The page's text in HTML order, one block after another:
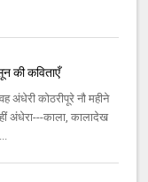
की कविताएँ
कोठरीपूरे नौ महीने
अंधेरा---काला, कालादेख